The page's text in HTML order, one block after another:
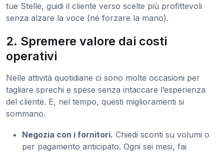
tue Stelle, guidi il cliente verso scelte più profittevoli
senza alzare la voce (né forzare la mano).
2. Spremere valore dai costi
operativi
Nelle attività quotidiane ci sono molte occasioni per
tagliare sprechi e spese senza intaccare l’esperienza
del cliente. E, nel tempo, questi miglioramenti si
sommano.
Negozia con i fornitori. Chiedi sconti su volumi o
per pagamento anticipato. Ogni sei mesi, fai